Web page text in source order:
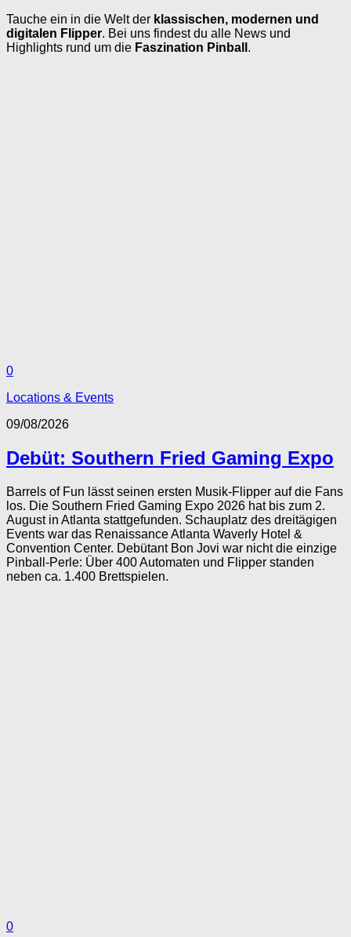
Tauche ein in die Welt der klassischen, modernen und
digitalen Flipper. Bei uns findest du alle News und
Highlights rund um die Faszination Pinball .
0
Locations & Events
09/08/2026
Debüt: Southern Fried Gaming Expo
Barrels of Fun lässt seinen ersten Musik-Flipper auf die Fans
los. Die Southern Fried Gaming Expo 2026 hat bis zum 2.
August in Atlanta stattgefunden. Schauplatz des dreitägigen
Events war das Renaissance Atlanta Waverly Hotel &
Convention Center. Debütant Bon Jovi war nicht die einzige
Pinball-Perle: Über 400 Automaten und Flipper standen
neben ca. 1.400 Brettspielen.
0